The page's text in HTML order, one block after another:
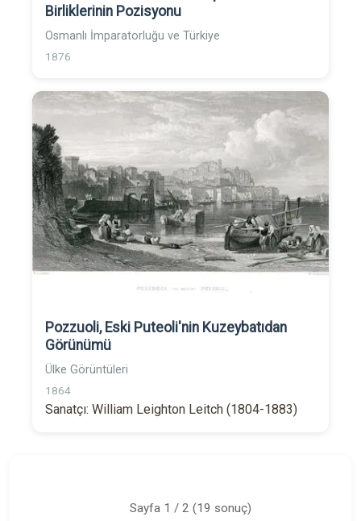
Birliklerinin Pozisyonu
Osmanlı İmparatorluğu ve Türkiye
1876
Pozzuoli, Eski Puteoli'nin Kuzeybatıdan
Görünümü
Ülke Görüntüleri
1864
Sanatçı: William Leighton Leitch (1804-1883)
Sayfa 1 / 2 (19 sonuç)